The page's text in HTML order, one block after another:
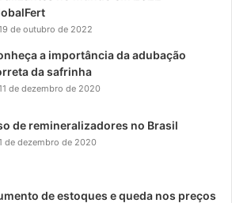
de outubro de 2022
a importância da adubação
da safrinha
de dezembro de 2020
de remineralizadores no Brasil
de dezembro de 2020
de estoques e queda nos preços